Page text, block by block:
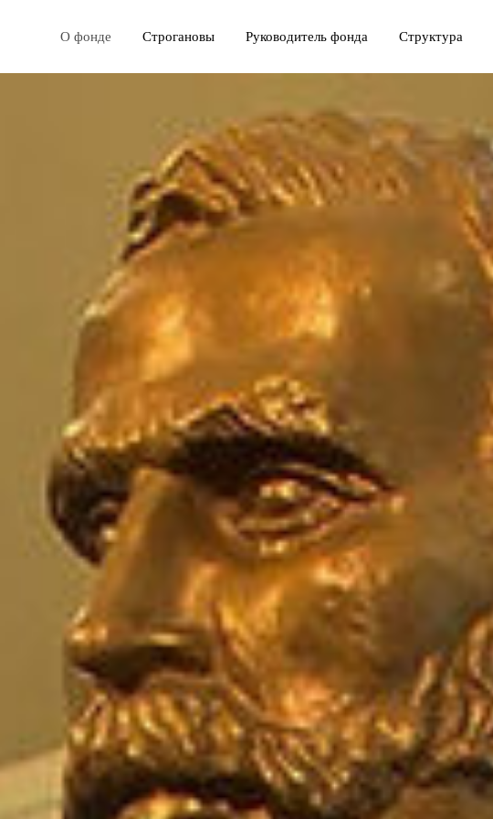
О фонде Строгановы Руководитель фонда Структура